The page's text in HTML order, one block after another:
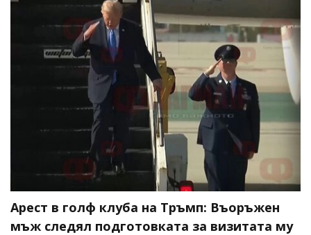
Арест в голф клуба на Тръмп: Въоръжен
мъж следял подготовката за визитата му